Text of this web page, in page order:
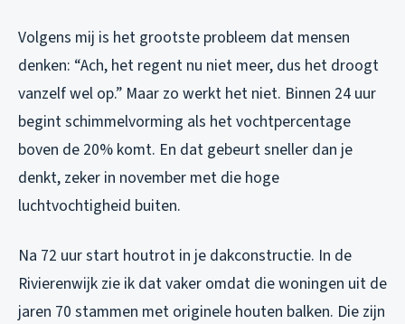
Volgens mij is het grootste probleem dat mensen
denken: “Ach, het regent nu niet meer, dus het droogt
vanzelf wel op.” Maar zo werkt het niet. Binnen 24 uur
begint schimmelvorming als het vochtpercentage
boven de 20% komt. En dat gebeurt sneller dan je
denkt, zeker in november met die hoge
luchtvochtigheid buiten.
Na 72 uur start houtrot in je dakconstructie. In de
Rivierenwijk zie ik dat vaker omdat die woningen uit de
jaren 70 stammen met originele houten balken. Die zijn